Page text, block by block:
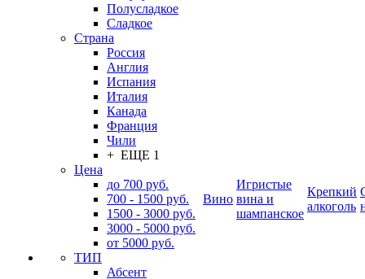
Полусладкое
Сладкое
Страна
Россия
Англия
Испания
Италия
Канада
Франция
Чили
+ ЕЩЕ 1
Цена
до 700 руб.
700 - 1500 руб.
1500 - 3000 руб.
3000 - 5000 руб.
от 5000 руб.
ТИП
Абсент
Вино
Игристые
вина и
шампанское
Крепкий
алкоголь